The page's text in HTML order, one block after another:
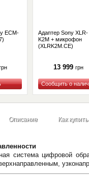
ECM-
Адаптер Sony XLR-
K2M + микрофон
(XLRK2M.CE)
13 999 грн
Купить
Описание Как купить
система цифровой